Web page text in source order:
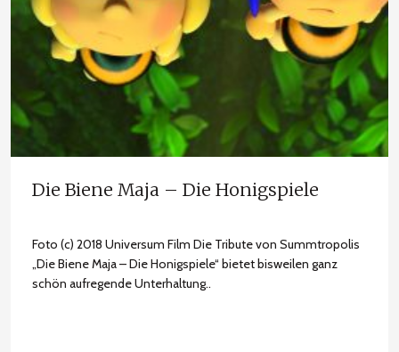
Die Biene Maja – Die Honigspiele
Foto (c) 2018 Universum Film Die Tribute von Summtropolis
„Die Biene Maja – Die Honigspiele“ bietet bisweilen ganz
schön aufregende Unterhaltung..